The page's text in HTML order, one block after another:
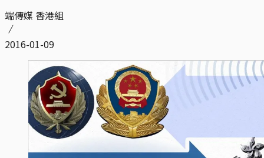
端傳媒 香港組
2016-01-09